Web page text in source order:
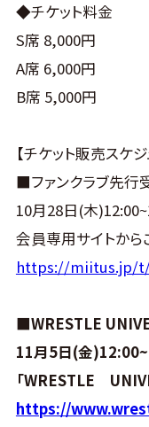
◆チケット料金
S席 8,000円
A席 6,000円
B席 5,000円
【チケット販売スケジ
■ファンクラブ
10月28日(木
会員専用サイトから
https://miitus.jp/t/
■WRESTLE
11月5日(金
「WRESTLE
https://